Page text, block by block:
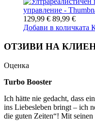
129,99 € 89,99 €
Добави в количката
ОТЗИВИ НА
Оценка
Turbo Booster
Ich hätte nie gedacht, dass
ins Liebesleben bringt – ich
die guten Zeiten“! Mit